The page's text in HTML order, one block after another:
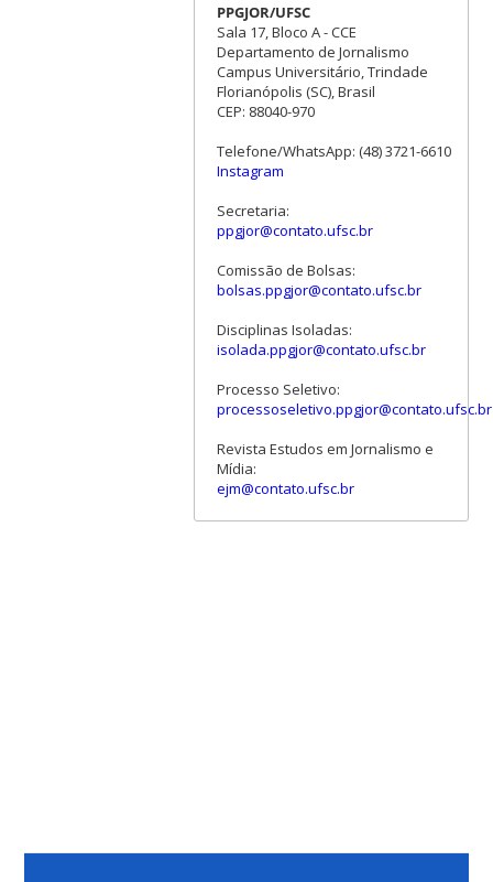
PPGJOR/UFSC
Sala 17, Bloco A - CCE
Departamento de Jornalismo
Campus Universitário, Trindade
Florianópolis (SC), Brasil
CEP: 88040-970
Telefone/WhatsApp: (48) 3721-6610
Instagram
Secretaria:
ppgjor@contato.ufsc.br
Comissão de Bolsas:
bolsas.ppgjor@contato.ufsc.br
Disciplinas Isoladas:
isolada.ppgjor@contato.ufsc.br
Processo Seletivo:
processoseletivo.ppgjor@contato.ufsc.br
Revista Estudos em Jornalismo e
Mídia:
ejm@contato.ufsc.br